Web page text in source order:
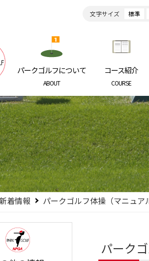
文字サイズ 標準
日本パークゴルフ協会 NIPPON
パークゴルフについて
ABOUT
コース紹介
COURSE
着情報 パークゴルフ体操（マニュア
パーク